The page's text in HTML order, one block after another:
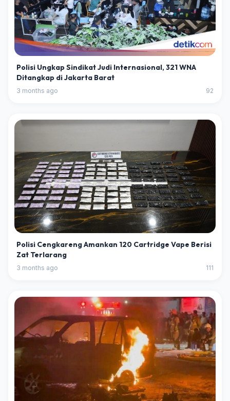
Polisi Ungkap Sindikat Judi Internasional, 321 WNA
Ditangkap di Jakarta Barat
3 months ago 92
Polisi Cengkareng Amankan 120 Cartridge Vape Berisi
Zat Terlarang
3 months ago 111